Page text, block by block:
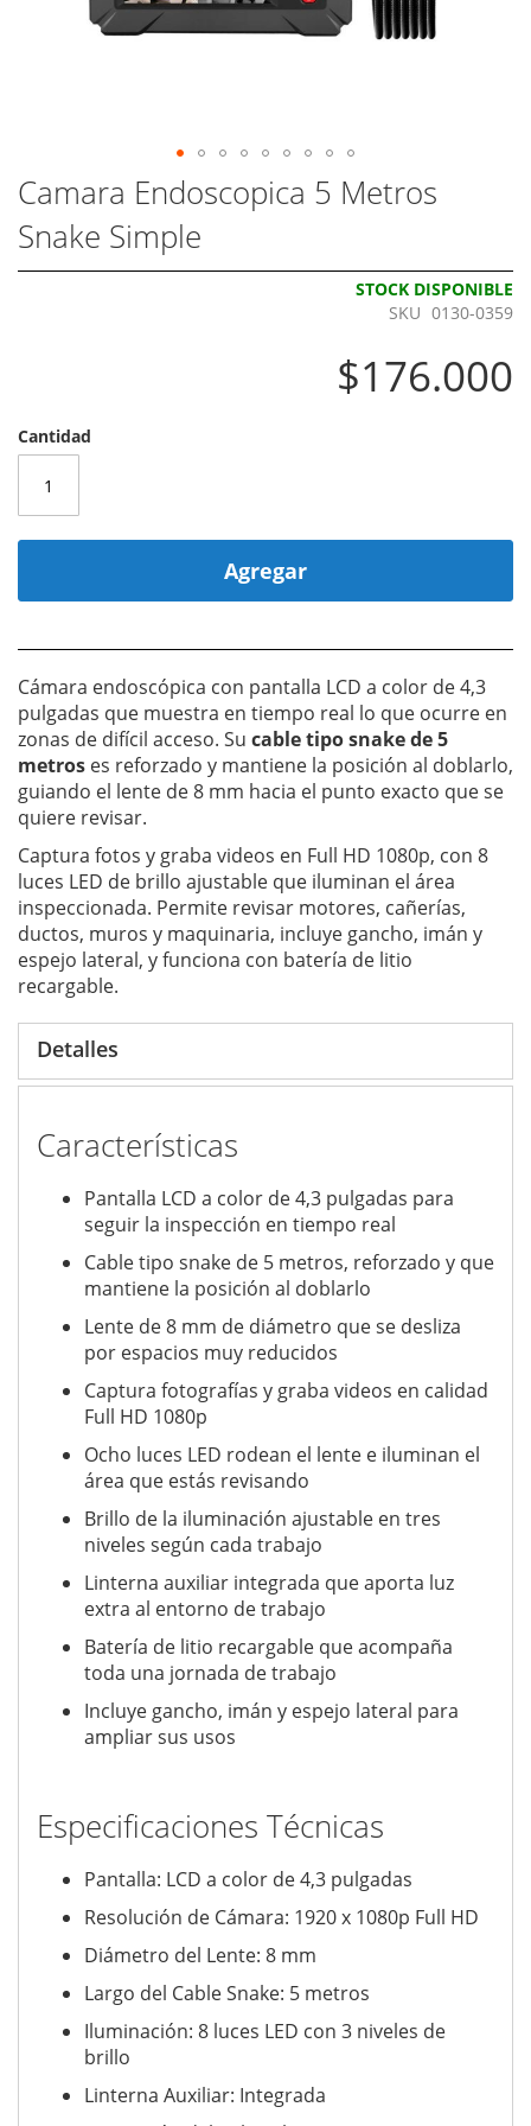
Camara Endoscopica 5 Metros
Snake Simple
STOCK DISPONIBLE
SKU 0130-0359
$176.000
Cantidad
Agregar
Cámara endoscópica con pantalla LCD a color de 4,3
pulgadas que muestra en tiempo real lo que ocurre en
zonas de difícil acceso. Su cable tipo snake de 5
metros es reforzado y mantiene la posición al doblarlo,
guiando el lente de 8 mm hacia el punto exacto que se
quiere revisar.
Captura fotos y graba videos en Full HD 1080p, con 8
luces LED de brillo ajustable que iluminan el área
inspeccionada. Permite revisar motores, cañerías,
ductos, muros y maquinaria, incluye gancho, imán y
espejo lateral, y funciona con batería de litio
recargable.
Skip
to
the
beginning
of
Detalles
Características
Pantalla LCD a color de 4,3 pulgadas para
seguir la inspección en tiempo real
Cable tipo snake de 5 metros, reforzado y que
mantiene la posición al doblarlo
Lente de 8 mm de diámetro que se desliza
por espacios muy reducidos
Captura fotografías y graba videos en calidad
Full HD 1080p
Ocho luces LED rodean el lente e iluminan el
área que estás revisando
Brillo de la iluminación ajustable en tres
niveles según cada trabajo
Linterna auxiliar integrada que aporta luz
extra al entorno de trabajo
Batería de litio recargable que acompaña
toda una jornada de trabajo
Incluye gancho, imán y espejo lateral para
ampliar sus usos
Especificaciones Técnicas
Pantalla: LCD a color de 4,3 pulgadas
Resolución de Cámara: 1920 x 1080p Full HD
Diámetro del Lente: 8 mm
Largo del Cable Snake: 5 metros
Iluminación: 8 luces LED con 3 niveles de
brillo
Linterna Auxiliar: Integrada